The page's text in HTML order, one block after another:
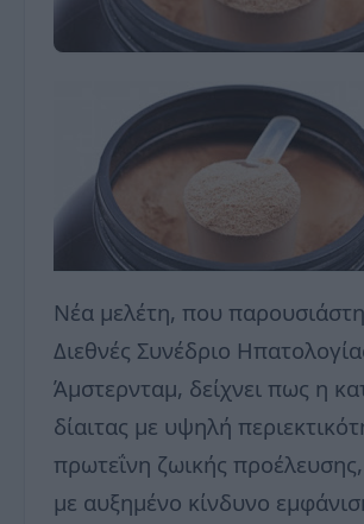
Νέα μελέτη, που
Διεθνές Συνέδριο
Άμστερνταμ, δείχνει πως η
δίαιτας με υψηλή
πρωτεΐνη ζωικής προέλευσης,
με αυξημένο κίνδυνο